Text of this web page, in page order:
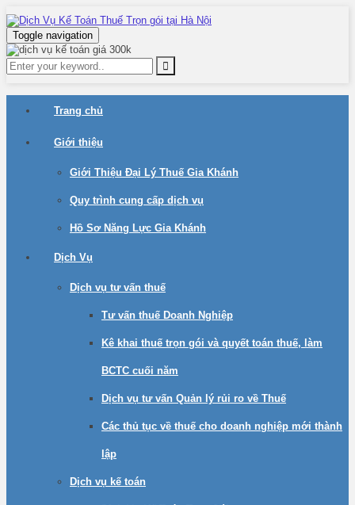
Toggle navigation
Trang chủ
Giới thiệu
Giới Thiệu Đại Lý Thuế Gia Khánh
Quy trình cung cấp dịch vụ
Hồ Sơ Năng Lực Gia Khánh
Dịch Vụ
Dịch vụ tư vấn thuế
Tư vấn thuế Doanh Nghiệp
Kê khai thuế trọn gói và quyết toán thuế, làm
BCTC cuối năm
Dịch vụ tư vấn Quản lý rủi ro về Thuế
Các thủ tục về thuế cho doanh nghiệp mới thành
lập
Dịch vụ kế toán